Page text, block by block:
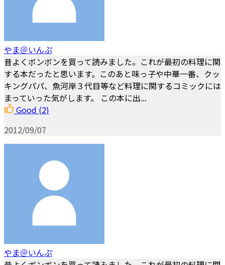
やま＠いんぷ
昔よくボンボンを買って読みました。これが最初の料理に関
する本だったと思います。このあと味っ子や中華一番、クッ
キングパパ、魚河岸３代目等など料理に関するコミックには
まっていった気がします。 この本に出...
Good (2)
2012/09/07
やま＠いんぷ